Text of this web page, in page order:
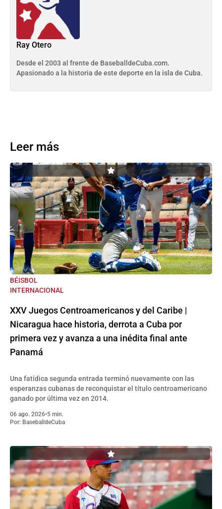
Ray Otero
Desde el 2003 al frente de BaseballdeCuba.com.
Apasionado a la historia de este deporte en la isla de Cuba.
Leer más
BÉISBOL
INTERNACIONAL
XXV Juegos Centroamericanos y del Caribe |
Nicaragua hace historia, derrota a Cuba por
primera vez y avanza a una inédita final ante
Panamá
Una fatídica segunda entrada terminó nuevamente con las
esperanzas cubanas de reconquistar el título centroamericano
ganado por última vez en 2014.
06 ago. 2026•5 min.
Por: BaseballdeCuba